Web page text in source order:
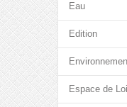
Eau
Edition
Espace de